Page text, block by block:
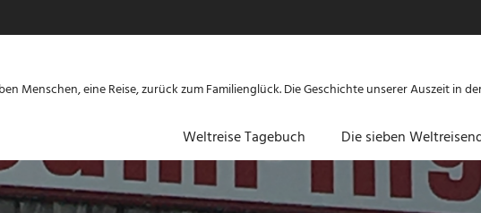
Menschen, eine Reise, zurück zum Familienglück. Die Geschichte unserer Auszeit in
Weltreise Tagebuch Die sieben